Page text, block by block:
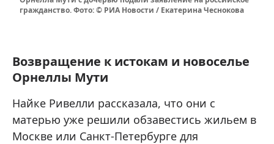
гражданство. Фото: © РИА Новости / Екатерина Чеснокова
Возвращение к истокам и новоселье
Орнеллы Мути
Найке Ривелли рассказала, что они с
матерью уже решили обзавестись жильем в
Москве или Санкт-Петербурге для